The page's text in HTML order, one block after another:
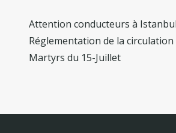
Attention conducteurs à
Réglementation de la
Martyrs du 15-Juillet